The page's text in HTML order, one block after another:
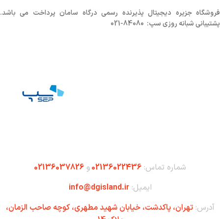
فروشگاهجزیره دیجیتال پذیرنده رسمی درگاه سامان پرداخت می باشد.
پشتیبانی شبانه روزی سپ: 84080-021
شماره تماس: 02136022436و 02136037826
ایمیل:info@dgisland.ir
آدرس:تهران،‌ پاکدشت، خیابان شهید مطهری، کوچه صاحب الزمان،